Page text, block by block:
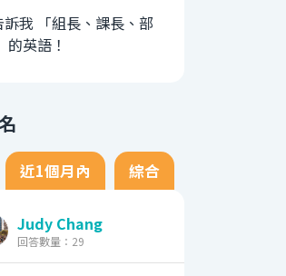
訴我 「組長、課長、部
的英語！
近1個月內 綜合
Judy Chang
回答數量：29